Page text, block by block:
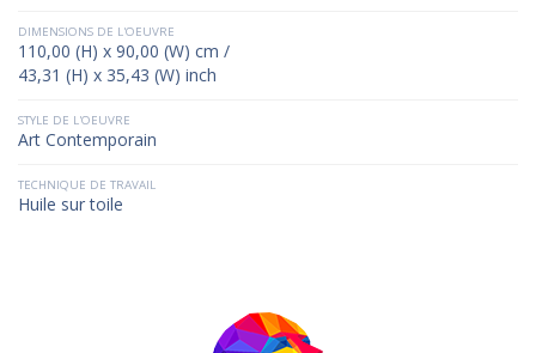
DIMENSIONS DE L'OEUVRE
110,00 (H) x 90,00 (W) cm /
43,31 (H) x 35,43 (W) inch
STYLE DE L'OEUVRE
Art Contemporain
TECHNIQUE DE TRAVAIL
Huile sur toile